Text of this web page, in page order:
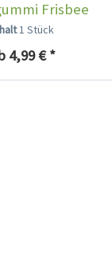
Frisbee
1 Stück
4,99 € *